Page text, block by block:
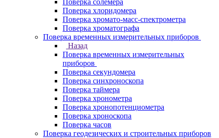
Поверка солемера
Поверка хлоридомера
Поверка хромато-масс-спектрометра
Поверка хроматографа
Поверка временных измерительных приборов
Назад
Поверка временных измерительных
приборов
Поверка секундомера
Поверка синхроноскопа
Поверка таймера
Поверка хронометра
Поверка хронопотенциометра
Поверка хроноскопа
Поверка часов
Поверка геодезических и строительных приборов